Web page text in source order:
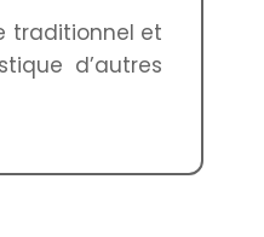
traditionnel et
d’autres